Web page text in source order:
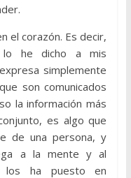
el corazón. Es decir,
lo he dicho a mis
simplemente
son comunicados
la información más
es algo que
de una persona, y
a la mente y al
los ha puesto en